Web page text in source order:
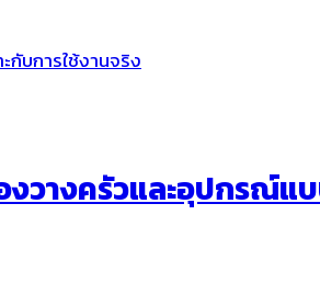
งครัวและอุปกรณ์แบ